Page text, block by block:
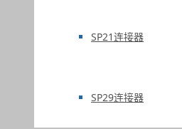
SP21连接器
SP29连接器